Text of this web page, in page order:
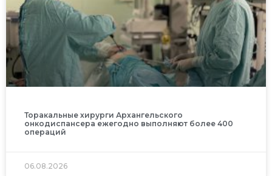
Торакальные хирурги Архангельского
онкодиспансера ежегодно выполняют более 400
операций
06.08.2026